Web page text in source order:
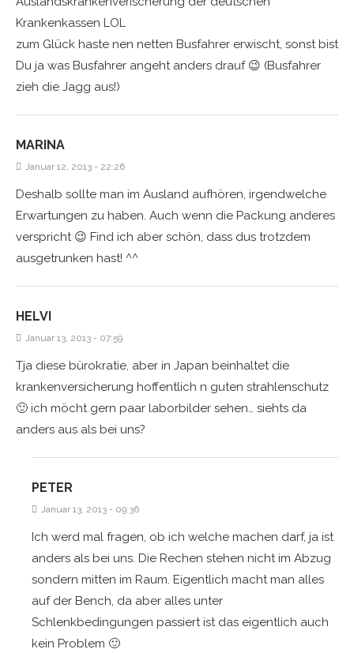
Krankenkassen LOL
zum Glück haste nen netten Busfahrer erwischt, sonst bist
Du ja was Busfahrer angeht anders drauf 😉 (Busfahrer
zieh die Jagg aus!)
MARINA
Januar 12, 2013 - 22:26
Deshalb sollte man im Ausland aufhören, irgendwelche
Erwartungen zu haben. Auch wenn die Packung anderes
verspricht 😉 Find ich aber schön, dass dus trotzdem
ausgetrunken hast! ^^
HELVI
Januar 13, 2013 - 07:59
Tja diese bürokratie, aber in Japan beinhaltet die
krankenversicherung hoffentlich n guten strahlenschutz
🙂 ich möcht gern paar laborbilder sehen… siehts da
anders aus als bei uns?
PETER
Januar 13, 2013 - 09:36
Ich werd mal fragen, ob ich welche machen darf, ja ist
anders als bei uns. Die Rechen stehen nicht im Abzug
sondern mitten im Raum. Eigentlich macht man alles
auf der Bench, da aber alles unter
Schlenkbedingungen passiert ist das eigentlich auch
kein Problem 🙂